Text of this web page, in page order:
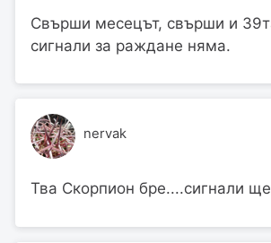
Свърши месецът, свърши и
сигнали за раждане няма.
nervak
Тва Скорпион бре....сигнали